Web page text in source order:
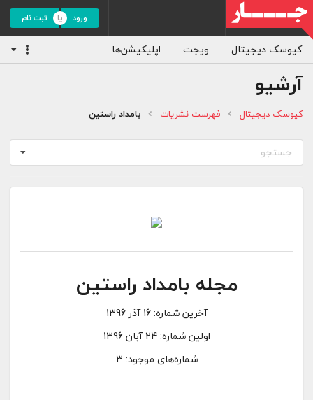
ورود ثبت نام
کیوسک دیجیتال ویجت اپلیکیشن‌ها
آرشیو
کیوسک دیجیتال فهرست نشریات بامداد راستین
جستجو
مجله بامداد راستین
آخرین شماره:16 آذر 1396
اولین شماره:24 آبان 1396
شماره‌های موجود: 3